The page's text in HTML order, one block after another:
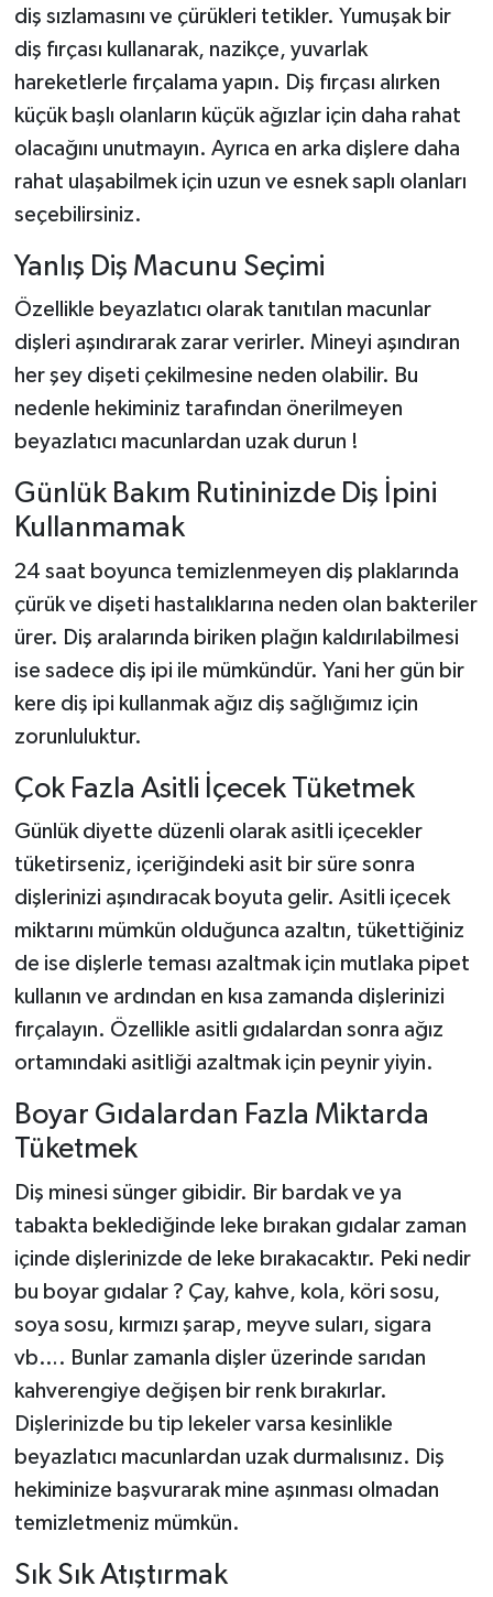
diş sızlamasını ve çürükleri tetikler. Yumuşak bir
diş fırçası kullanarak, nazikçe, yuvarlak
hareketlerle fırçalama yapın. Diş fırçası alırken
küçük başlı olanların küçük ağızlar için daha rahat
olacağını unutmayın. Ayrıca en arka dişlere daha
rahat ulaşabilmek için uzun ve esnek saplı olanları
seçebilirsiniz.
Yanlış Diş Macunu Seçimi
Özellikle beyazlatıcı olarak tanıtılan macunlar
dişleri aşındırarak zarar verirler. Mineyi aşındıran
her şey dişeti çekilmesine neden olabilir. Bu
nedenle hekiminiz tarafından önerilmeyen
beyazlatıcı macunlardan uzak durun !
Günlük Bakım Rutininizde Diş İpini
Kullanmamak
24 saat boyunca temizlenmeyen diş plaklarında
çürük ve dişeti hastalıklarına neden olan bakteriler
ürer. Diş aralarında biriken plağın kaldırılabilmesi
ise sadece diş ipi ile mümkündür. Yani her gün bir
kere diş ipi kullanmak ağız diş sağlığımız için
zorunluluktur.
Çok Fazla Asitli İçecek Tüketmek
Günlük diyette düzenli olarak asitli içecekler
tüketirseniz, içeriğindeki asit bir süre sonra
dişlerinizi aşındıracak boyuta gelir. Asitli içecek
miktarını mümkün olduğunca azaltın, tükettiğiniz
de ise dişlerle teması azaltmak için mutlaka pipet
kullanın ve ardından en kısa zamanda dişlerinizi
fırçalayın. Özellikle asitli gıdalardan sonra ağız
ortamındaki asitliği azaltmak için peynir yiyin.
Boyar Gıdalardan Fazla Miktarda
Tüketmek
Diş minesi sünger gibidir. Bir bardak ve ya
tabakta beklediğinde leke bırakan gıdalar zaman
içinde dişlerinizde de leke bırakacaktır. Peki nedir
bu boyar gıdalar ? Çay, kahve, kola, köri sosu,
soya sosu, kırmızı şarap, meyve suları, sigara
vb…. Bunlar zamanla dişler üzerinde sarıdan
kahverengiye değişen bir renk bırakırlar.
Dişlerinizde bu tip lekeler varsa kesinlikle
beyazlatıcı macunlardan uzak durmalısınız. Diş
hekiminize başvurarak mine aşınması olmadan
temizletmeniz mümkün.
Sık Sık Atıştırmak
Sonsöz Özel
Vasıta
Yaşam